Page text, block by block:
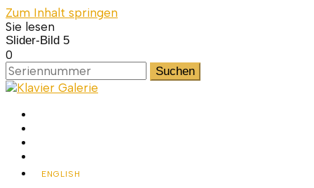
Zum Inhalt springen
Klavier
Galerie
Sie lesen
Slider-Bild 5
0
Suchen
nach:
Heimat des Wien Klaviers, der ideale Ort, um ein Klavier
zu kaufen
ENGLISH